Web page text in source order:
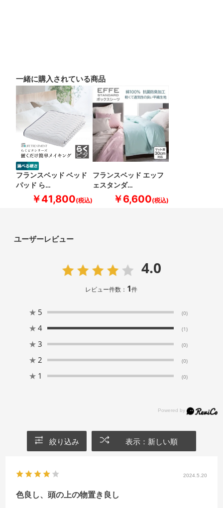
一緒に購入されている商品
フランスベッド ベッド
パッド ら…
￥41,800
フランスベッド エッフ
ェスタンダ…
￥6,600
ユーザーレビュー
4.0
レビュー件数： 1件
★ 5 (0)
★ 4 (1)
★ 3 (0)
★ 2 (0)
★ 1 (0)
絞り込み 表示：新しい順
2024.5.20
色良し、頭の上の物置き良し